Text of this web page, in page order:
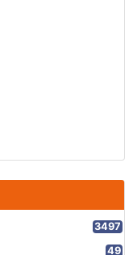
3497
49